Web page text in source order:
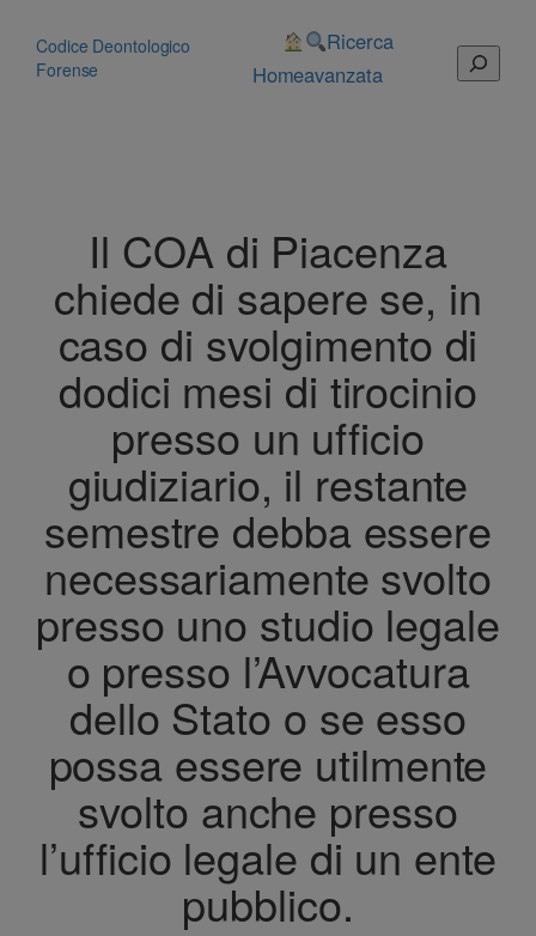
contenuto
Codice Deontologico
Forense
Home
Ricerca
avanzata
Cerca
Il COA di Piacenza
chiede di sapere se, in
caso di svolgimento di
dodici mesi di tirocinio
presso un ufficio
giudiziario, il restante
semestre debba essere
necessariamente svolto
presso uno studio legale
o presso l’Avvocatura
dello Stato o se esso
possa essere utilmente
svolto anche presso
l’ufficio legale di un ente
pubblico.